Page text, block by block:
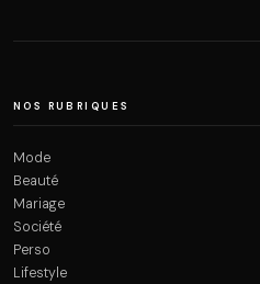
NOS RUBRIQUES
Mode
Beauté
Mariage
Société
Perso
Lifestyle